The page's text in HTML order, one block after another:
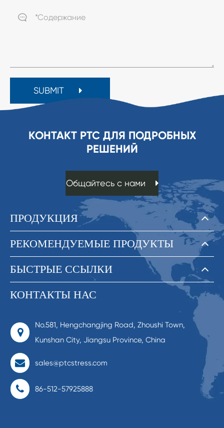

SUBMIT
КОНТАКТ PTC ДЛЯ ПОДРОБНЫХ
РЕШЕНИЙ
Общайтесь с нами
ПРОДУКЦИЯ
РЕКОМЕНДУЕМЫЕ ПРОДУКТЫ
БЫСТРЫЕ ССЫЛКИ
КОНТАКТЫ НАС
No.581, Hengchangjing Road, Zhoushi Town,
Kunshan City, Jiangsu Province, China
sales@ptcstress.com
86-512-57925888